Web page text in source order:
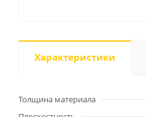
Характеристики
Толщина материала